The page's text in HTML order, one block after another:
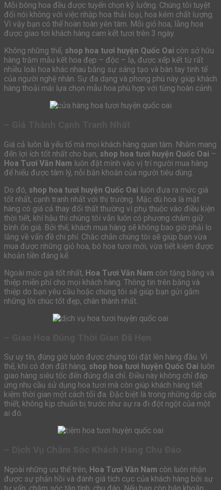
Mỗi bông hoa đều được tuyển chọn kỹ lưỡng. Chúng tôi tuyệt
đối nói không với việc nhập hoa thải loại, hoa kém chất lượng.
Vì vậy bạn có thể hoàn toàn yên tâm. Mỗi giỏ hoa, lẵng hoa
được giao tới khách hàng cam kết tươi trên 3 ngày.
Không những thế, shop hoa tươi huyện Quốc Oai còn sở hữu
hàng trăm mẫu kết hoa đẹp – độc – lạ, được xếp kết từ rất
nhiều loài hoa khác nhau bằng sự sáng tạo và bàn tay tinh tế
của người nghệ nhân. Sự đa dạng và phong phú này giúp khách
hàng thoải mái lựa chọn mẫu hoa phù hợp với từng hoàn cảnh.
Giá cả luôn là yếu tố mà mọi khách hàng quan tâm. Nhằm mang
đến lợi ích tốt nhất cho bạn, shop hoa tươi huyện Quốc Oai –
Hoa Tươi Văn Nam luôn đặt mình vào vị trí người mua hàng
để hiểu được tâm lý, nỗi băn khoăn của người tiêu dùng.
Do đó, shop hoa tươi huyện Quốc Oai luôn đưa ra mức giá
tốt nhất, cạnh tranh nhất với thị trường. Mặc dù hoa là mặt
hàng có giá cả thay đổi thất thường vì phụ thuộc vào điều kiện
thời tiết, khí hậu thì chúng tôi vẫn luôn có phương châm giữ
bình ổn giá. Bởi thế, khách mua hàng sẽ không bao giờ phải lo
lắng về vấn đề chi phí. Chắc chắn chúng tôi sẽ giúp bạn vừa
mua được những giỏ hoa, bó hoa tươi mới, vừa tiết kiệm được
khoản tiền đáng kể.
Ngoài mức giá tốt nhất, Hoa Tươi Văn Nam còn tặng băng và
thiệp miễn phí cho mọi khách hàng. Thông tin trên băng và
thiệp do bạn yêu cầu hoặc chúng tôi sẽ giúp bạn gửi gắm
những lời chúc tốt đẹp, chân thành nhất.
Sự uy tín, đúng giờ luôn được chúng tôi đặt lên hàng đầu. Vì
thế, khi có đơn đặt hàng, shop hoa tươi huyện Quốc Oai luôn
giao hàng siêu tốc đến đúng địa chỉ. Điều này không chỉ đáp
ứng nhu cầu sử dụng hoa tươi mà còn giúp khách hàng tiết
kiệm thời gian một cách tối đa. Đặc biệt là trong những dịp cấp
thiết, không kịp chuẩn bị trước như sự ra đi đột ngột của một
ai đó.
Ngoài những ưu thế trên, Hoa Tươi Văn Nam còn luôn nhận
được sự phản hồi và đánh giá tích cực của khách hàng bởi sự
tư vấn, chăm sóc tận tình, chu đáo. Nếu bạn còn băn khoăn